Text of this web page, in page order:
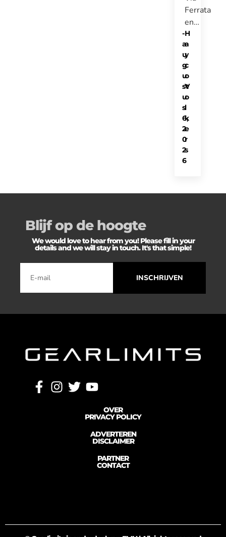
Ferrata
en…
H
a
y
c
o
V
o
l
k
e
r
s
-
a
u
g
u
st
u
s
6,
2
0
2
6
Blijf op de hoogte
We would love to hear from you! Please fill in your
details and we will stay in touch. It's that simple!
INSCHRIJVEN
OVER
PRIVACY POLICY
ADVERTEREN
DISCLAIMER
PARTNER
CONTACT